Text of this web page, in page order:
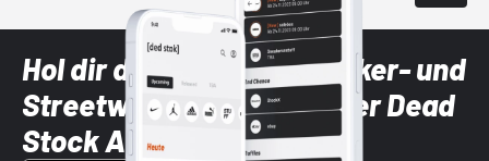
Hol dir die neuesten Sneaker- und
Streetwear-Brands mit der Dead
Stock App